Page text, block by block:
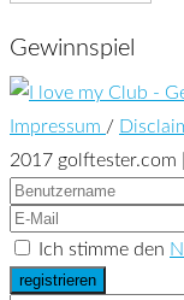
Gewinnspiel
Impressum /
2017 golftester.com
Ich stimme den